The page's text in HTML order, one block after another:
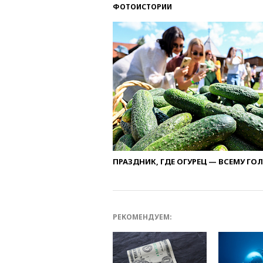
ФОТОИСТОРИИ
ПРАЗДНИК, ГДЕ ОГУРЕЦ — ВСЕМУ
РЕКОМЕНДУЕМ: